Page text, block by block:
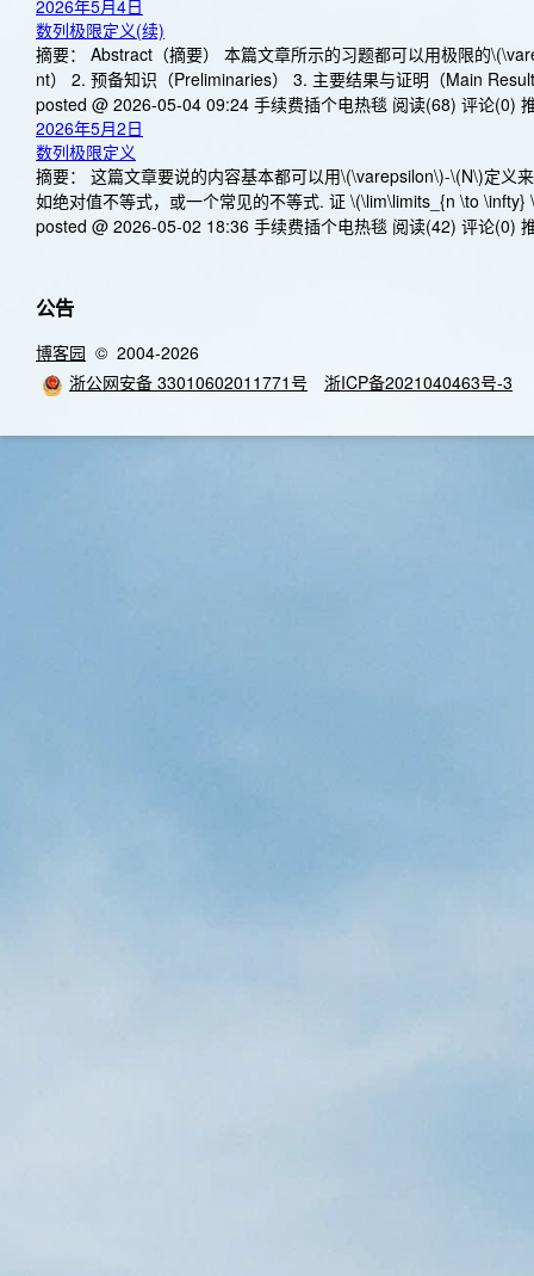
2026年5月4日
数列极限定义(续)
摘要： Abstract（摘要） 本篇文章所示的习题都可以用极限的
nt） 2. 预备知识（Preliminaries） 3. 主要结果与证明（Main
posted @ 2026-05-04 09:24 手续费插个电热毯 阅读(68) 评论(0)
2026年5月2日
数列极限定义
摘要： 这篇文章要说的内容基本都可以用\(\varepsilon\)-\(N\)定义
如绝对值不等式，或一个常见的不等式. 证 \(\lim\limits_{n \to
posted @ 2026-05-02 18:36 手续费插个电热毯 阅读(42) 评论(0)
公告
博客园 © 2004-2026
浙公网安备 33010602011771号
浙ICP备2021040463号-3